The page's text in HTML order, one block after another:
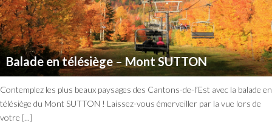
Balade en télésiège – Mont SUTTON
Contemplez les plus beaux paysages des Cantons-de-l’Est avec la balade en
télésiège du Mont SUTTON ! Laissez-vous émerveiller par la vue lors de
votre [...]